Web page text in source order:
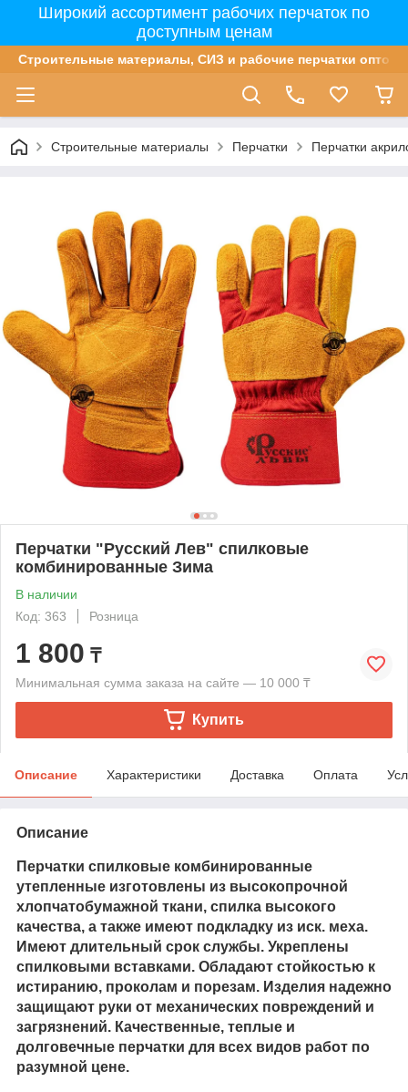
Широкий ассортимент рабочих перчаток по
доступным ценам
Строительные материалы, СИЗ и рабочие перчатки оптом
Строительные материалы Перчатки Перчатки
Перчатки "Русский Лев" спилковые
комбинированные Зима
В наличии
Код: 363
Розница
1 800 ₸
Минимальная сумма заказа на сайте — 10 000 ₸
Купить
Описание Характеристики Доставка Оплата
Описание
Перчатки спилковые комбинированные
утепленные изготовлены из высокопрочной
хлопчатобумажной ткани, спилка высокого
качества, а также имеют подкладку из иск. меха.
Имеют длительный срок службы. Укреплены
спилковыми вставками. Обладают стойкостью к
истиранию, проколам и порезам. Изделия надежно
защищают руки от механических повреждений и
загрязнений. Качественные, теплые и
долговечные перчатки для всех видов работ по
разумной цене.